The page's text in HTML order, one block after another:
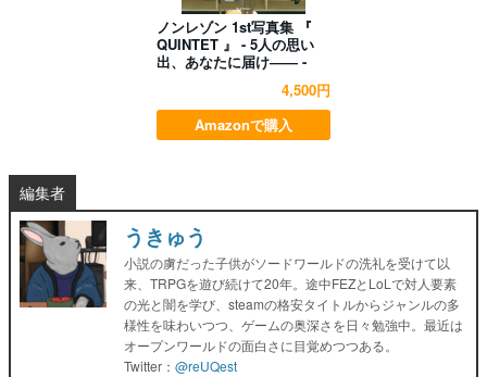
ノンレゾン 1st写真集 『
QUINTET 』 - 5人の思い
出、あなたに届け―― -
4,500円
Amazonで購入
編集者
うきゅう
小説の虜だった子供がソードワールドの洗礼を受けて以
来、TRPGを遊び続けて20年。途中FEZとLoLで対人要素
の光と闇を学び、steamの格安タイトルからジャンルの多
様性を味わいつつ、ゲームの奥深さを日々勉強中。最近は
オープンワールドの面白さに目覚めつつある。
Twitter： @reUQest